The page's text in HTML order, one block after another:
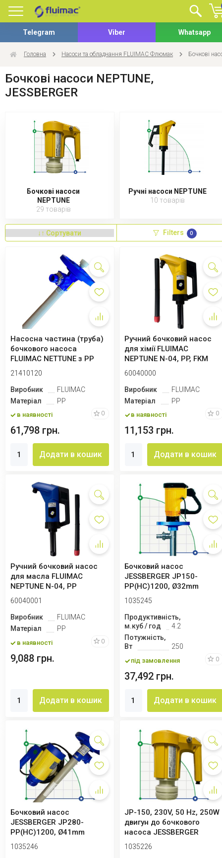
Telegram Viber Whatsapp
Головна Насоси та обладнання FLUIMAC Флюмак Бочкові
Бочкові насоси NEPTUNE,
JESSBERGER
Бочкові насоси
NEPTUNE
29 товарів
Ручні насоси NEPTUNE
10 товарів
Filters 0
Насосна частина (труба)
бочкового насоса
FLUIMAC NETTUNE з PP
(вал HASTELLOY ...
21410120
Виробник
FLUIMAC
Матеріал
PP
в наявності 0
61,798 грн.
Додати в кошик
Ручний бочковий насос
для хімії FLUIMAC
NEPTUNE N-04, PP, FKM
60040000
Виробник
FLUIMAC
Матеріал
PP
в наявності 0
11,153 грн.
Додати в кошик
Ручний бочковий насос
для масла FLUIMAC
NEPTUNE N-04, PP
60040001
Виробник
FLUIMAC
Матеріал
PP
в наявності 0
9,088 грн.
Додати в кошик
Бочковий насос
JESSBERGER JP150-
PP(HC)1200, Ø32mm
1035245
Продуктивність,
м.куб / год
4.2
Потужність,
Вт
250
під замовлення 0
37,492 грн.
Додати в кошик
Бочковий насос
JESSBERGER JP280-
PP(HC)1200, Ø41mm
1035246
JP-150, 230V, 50 Hz, 250W
двигун до бочкового
насоса JESSBERGER
1035226